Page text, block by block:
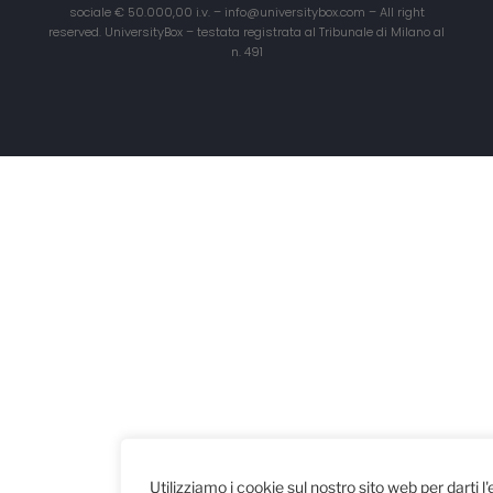
Utilizziamo i cookie sul nostro sito web per darti
sociale € 50.000,00 i.v. – info@universitybox.com – All right
reserved. UniversityBox – testata registrata al Tribunale di Milano al
n. 491